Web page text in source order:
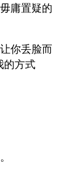
庸置疑的
你丢脸而
的方式